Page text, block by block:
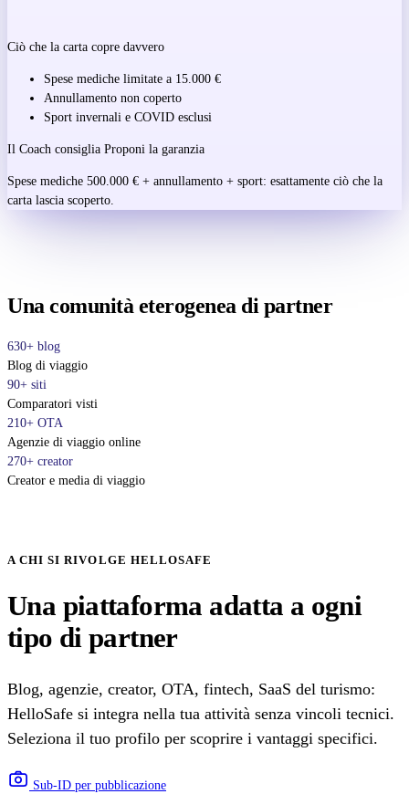
Ciò che la carta copre davvero
Spese mediche limitate a 15.000 €
Annullamento non coperto
Sport invernali e COVID esclusi
Il Coach consiglia Proponi la garanzia
Spese mediche 500.000 € + annullamento + sport: esattamente ciò che la
carta lascia scoperto.
Una comunità eterogenea di partner
630+ blog
Blog di viaggio
90+ siti
Comparatori visti
210+ OTA
Agenzie di viaggio online
270+ creator
Creator e media di viaggio
A CHI SI RIVOLGE HELLOSAFE
Una piattaforma adatta a ogni
tipo di partner
Blog, agenzie, creator, OTA, fintech, SaaS del turismo:
HelloSafe si integra nella tua attività senza vincoli tecnici.
Seleziona il tuo profilo per scoprire i vantaggi specifici.
Sub-ID per pubblicazione